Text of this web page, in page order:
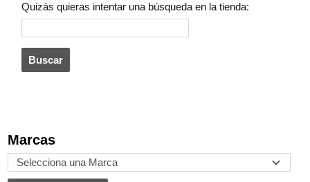
Marcas
Quizás quieras intentar una búsqueda en la tienda: